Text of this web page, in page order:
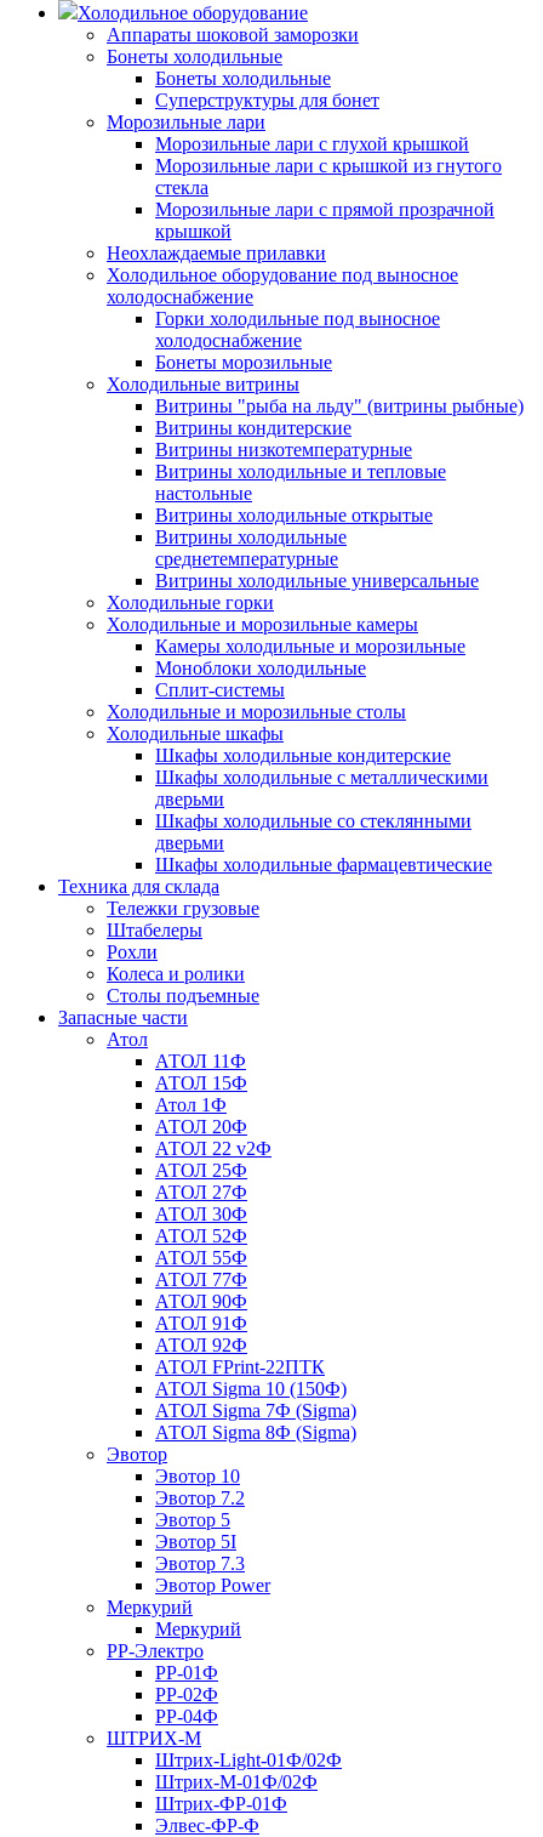
Холодильное оборудование
Аппараты шоковой заморозки
Бонеты холодильные
Бонеты холодильные
Суперструктуры для бонет
Морозильные лари
Морозильные лари с глухой крышкой
Морозильные лари с крышкой из гнутого
стекла
Морозильные лари с прямой прозрачной
крышкой
Неохлаждаемые прилавки
Холодильное оборудование под выносное
холодоснабжение
Горки холодильные под выносное
холодоснабжение
Бонеты морозильные
Холодильные витрины
Витрины "рыба на льду" (витрины рыбные)
Витрины кондитерские
Витрины низкотемпературные
Витрины холодильные и тепловые
настольные
Витрины холодильные открытые
Витрины холодильные
среднетемпературные
Витрины холодильные универсальные
Холодильные горки
Холодильные и морозильные камеры
Камеры холодильные и морозильные
Моноблоки холодильные
Сплит-системы
Холодильные и морозильные столы
Холодильные шкафы
Шкафы холодильные кондитерские
Шкафы холодильные с металлическими
дверьми
Шкафы холодильные со стеклянными
дверьми
Шкафы холодильные фармацевтические
Техника для склада
Тележки грузовые
Штабелеры
Рохли
Колеса и ролики
Столы подъемные
Запасные части
Атол
АТОЛ 11Ф
АТОЛ 15Ф
Атол 1Ф
АТОЛ 20Ф
АТОЛ 22 v2Ф
АТОЛ 25Ф
АТОЛ 27Ф
АТОЛ 30Ф
АТОЛ 52Ф
АТОЛ 55Ф
АТОЛ 77Ф
АТОЛ 90Ф
АТОЛ 91Ф
АТОЛ 92Ф
АТОЛ FPrint-22ПТК
АТОЛ Sigma 10 (150Ф)
АТОЛ Sigma 7Ф (Sigma)
АТОЛ Sigma 8Ф (Sigma)
Эвотор
Эвотор 10
Эвотор 7.2
Эвотор 5
Эвотор 5I
Эвотор 7.3
Эвотор Power
Меркурий
Меркурий
РР-Электро
РР-01Ф
РР-02Ф
РР-04Ф
ШТРИХ-М
Штрих-Light-01Ф/02Ф
Штрих-М-01Ф/02Ф
Штрих-ФР-01Ф
Элвес-ФР-Ф